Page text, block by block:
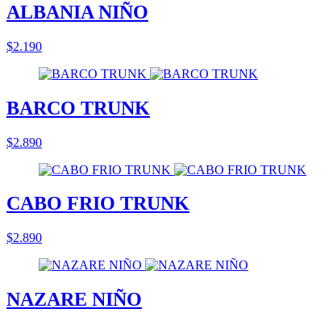
ALBANIA NIÑO
$2.190
BARCO TRUNK
$2.890
CABO FRIO TRUNK
$2.890
NAZARE NIÑO